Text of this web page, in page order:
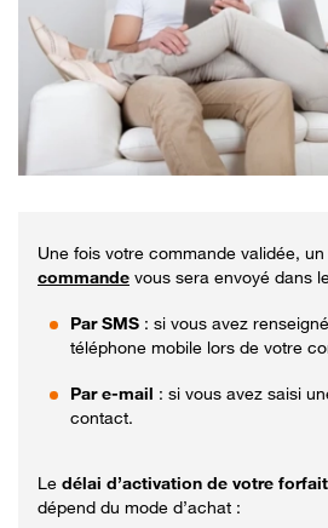
Une fois votre commande validée,
commande vous sera envoyé dans
Par SMS : si vous avez
téléphone mobile lors de votre
Par e-mail : si vous avez saisi
contact.
Le délai d’activation de votre
dépend du mode d’achat :